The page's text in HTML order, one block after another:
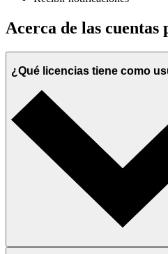
Acerca de las cuentas
¿Qué licencias tiene como